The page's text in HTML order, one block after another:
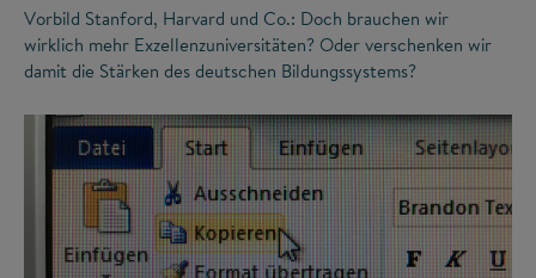
Vorbild Stanford, Harvard und Co.: Doch brauchen wir
wirklich mehr Exzellenzuniversitäten? Oder verschenken wir
damit die Stärken des deutschen Bildungssystems?